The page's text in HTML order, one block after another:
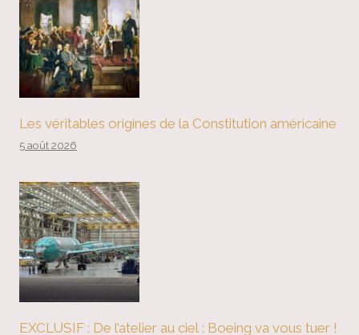
Les véritables origines de la Constitution américaine
5 août 2026
EXCLUSIF : De l’atelier au ciel : Boeing va vous tuer !